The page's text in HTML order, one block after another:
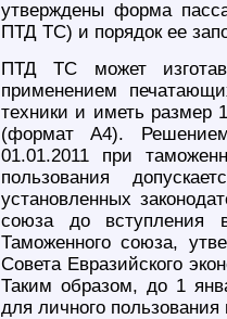
утверждены форма
ПТД ТС) и порядок ее
ПТД ТС может
применением
техники и иметь
(формат A4).
01.01.2011 при
пользования
установленных
союза до вступления
Таможенного союза,
Совета Евразийского
Таким образом, до 1
для личного